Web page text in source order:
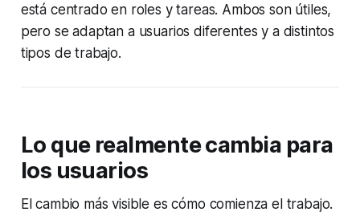
está centrado en roles y tareas. Ambos son útiles,
pero se adaptan a usuarios diferentes y a distintos
tipos de trabajo.
Lo que realmente cambia para
los usuarios
El cambio más visible es cómo comienza el trabajo.